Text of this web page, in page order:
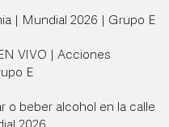
| Mundial 2026 | Grupo E
VIVO | Acciones
E
o beber alcohol en la calle